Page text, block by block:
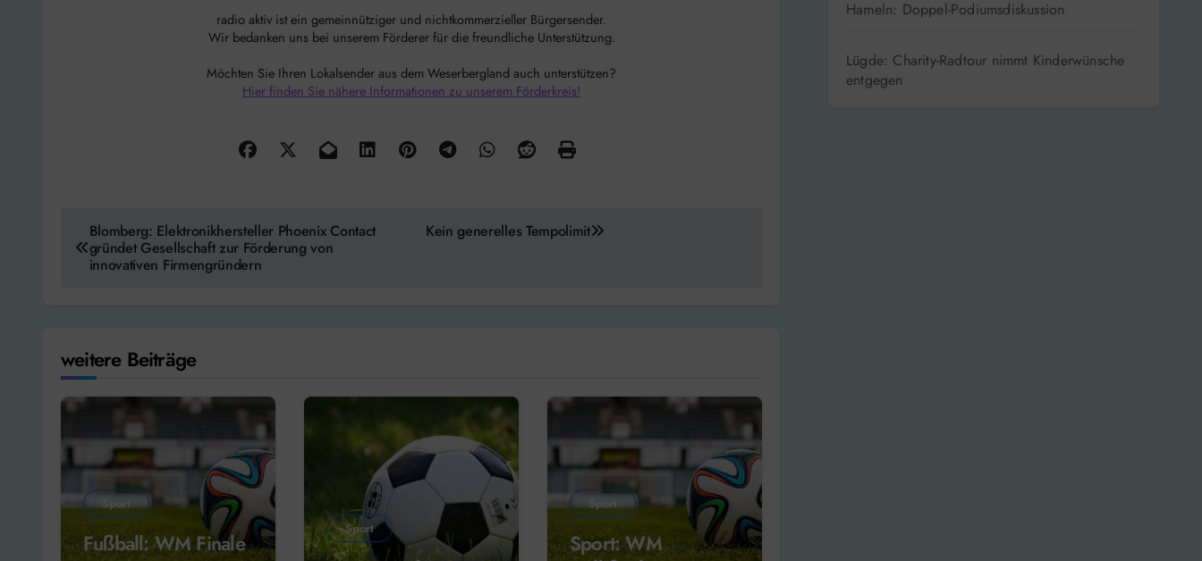
radio aktiv ist ein gemeinnütziger und nichtkommerzieller Bürgersender.
Wir bedanken uns bei unserem Förderer für die freundliche Unterstützung.
Möchten Sie Ihren Lokalsender aus dem Weserbergland auch unterstützen?
Hier finden Sie nähere Informationen zu unserem Förderkreis!
Beitragsnavigation
Blomberg: Elektronikhersteller Phoenix Contact
gründet Gesellschaft zur Förderung von
innovativen Firmengründern
Kein generelles Tempolimit
weitere Beiträge
Sport
Fußball: WM Finale
Sport
Sport
Sport: WM
Lügde: Charity-Radtour nimmt Kinderwünsche